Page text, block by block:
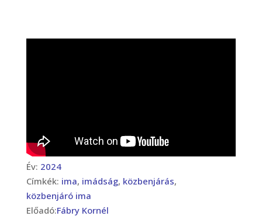
Év: 2024
Címkék: ima, imádság, közbenjárás,
közbenjáró ima
Előadó:Fábry Kornél